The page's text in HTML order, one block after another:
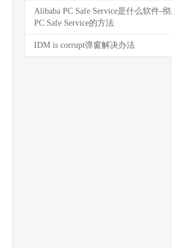
Alibaba PC Safe Service是什么软件-
PC Safe Service的方法
IDM is corrupt弹窗解决办法